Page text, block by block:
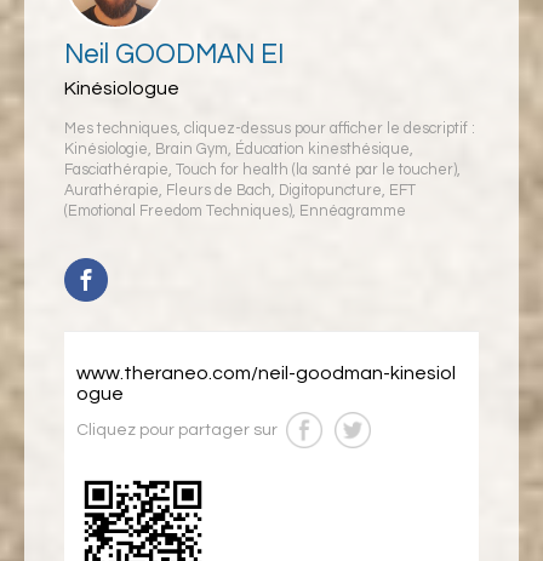
Neil GOODMAN EI
Kinésiologue
Mes techniques, cliquez-dessus pour afficher le descriptif :
Kinésiologie, Brain Gym, Éducation kinesthésique,
Fasciathérapie, Touch for health (la santé par le toucher),
Aurathérapie, Fleurs de Bach, Digitopuncture, EFT
(Emotional Freedom Techniques), Ennéagramme
www.theraneo.com/neil-goodman-kinesiol
ogue
Cliquez pour partager sur